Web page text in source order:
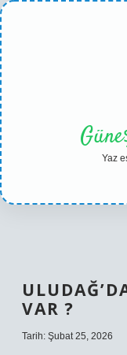
Yaz
VAR ?
Tarih: Şubat 25, 2026